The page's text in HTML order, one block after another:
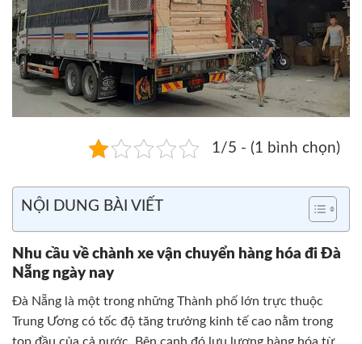
1/5 - (1 bình chọn)
NỘI DUNG BÀI VIẾT
Nhu cầu về chành xe vận chuyển hàng hóa đi Đà
Nẵng ngày nay
Đà Nẵng là một trong những Thành phố lớn trực thuộc
Trung Ương có tốc độ tăng trưởng kinh tế cao nằm trong